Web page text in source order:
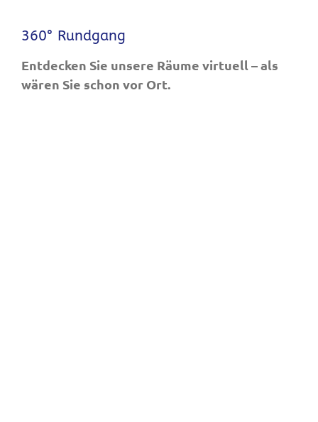
360° Rundgang
Entdecken Sie unsere Räume virtuell – als
wären Sie schon vor Ort.